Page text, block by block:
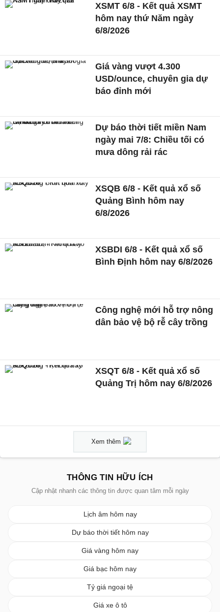
XSMT 6/8 - Kết quả XSMT
hôm nay thứ Năm ngày
6/8/2026
Giá vàng vượt 4.300
USD/ounce, chuyên gia dự
báo đỉnh mới
Dự báo thời tiết miền Nam
ngày mai 7/8: Chiều tối có
mưa dông rải rác
XSQB 6/8 - Kết quả xổ số
Quảng Bình hôm nay
6/8/2026
XSBDI 6/8 - Kết quả xổ số
Bình Định hôm nay 6/8/2026
Công nghệ mới hỗ trợ nông
dân bảo vệ bộ rễ cây trồng
XSQT 6/8 - Kết quả xổ số
Quảng Trị hôm nay 6/8/2026
Xem thêm
THÔNG TIN HỮU ÍCH
Cập nhật nhanh các thông tin được quan tâm mỗi ngày
Lịch âm hôm nay
Dự báo thời tiết hôm nay
Giá vàng hôm nay
Giá bạc hôm nay
Tỷ giá ngoại tệ
Giá xe ô tô